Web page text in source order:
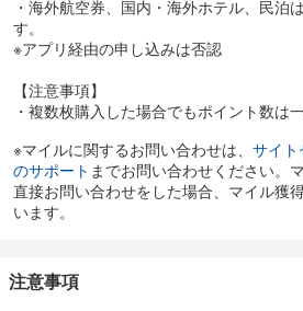
・海外航空券、国内・海外ホテル、民泊
す。
※アプリ経由の申し込みは否認
【注意事項】
・複数枚購入した場合でもポイント数は一
※マイルに関するお問い合わせは、 サイ
のサポート までお問い合わせください。
直接お問い合わせをした場合、マイル獲
います。
注意事項